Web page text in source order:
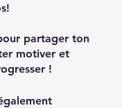
partager ton
motiver et
!